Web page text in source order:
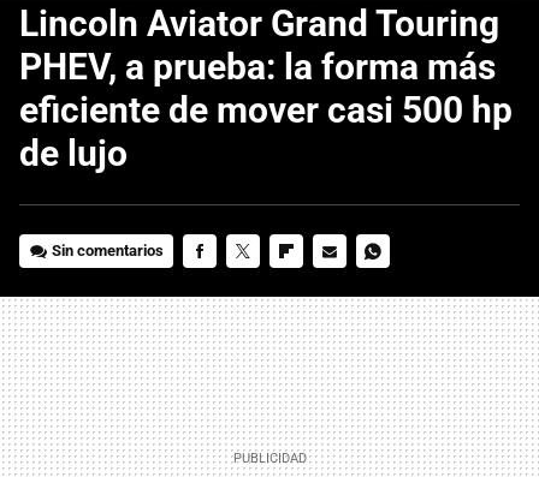
Lincoln Aviator Grand Touring
PHEV, a prueba: la forma más
eficiente de mover casi 500 hp
de lujo
Sin comentarios
MAIL